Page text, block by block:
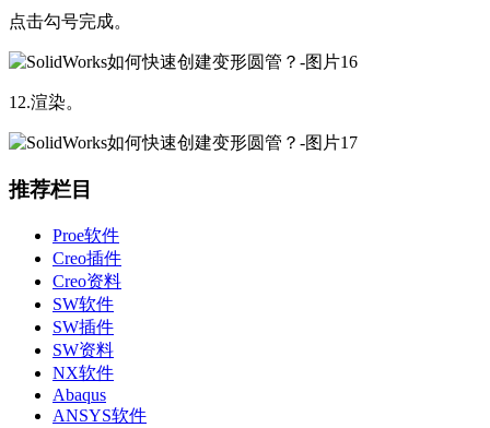
点击勾号完成。
12.渲染。
推荐栏目
Proe软件
Creo插件
Creo资料
SW软件
SW插件
SW资料
NX软件
Abaqus
ANSYS软件